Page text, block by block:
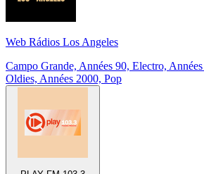
Web Rádios Los Angeles
Campo Grande, Années 90, Electro,
Oldies, Années 2000, Pop